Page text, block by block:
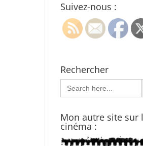
Suivez-nous :
Rechercher
Search
for:
Mon autre site sur
cinéma :